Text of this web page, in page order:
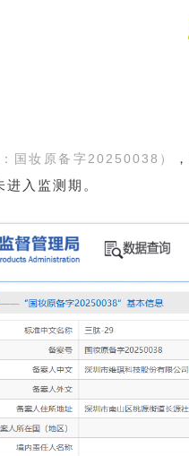
：国妆原备字20250038）
入监测期。